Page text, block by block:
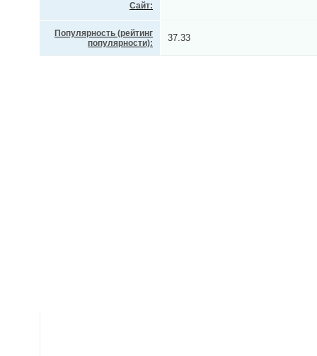
Сайт:
Популярность (рейтинг
популярности):
37.33